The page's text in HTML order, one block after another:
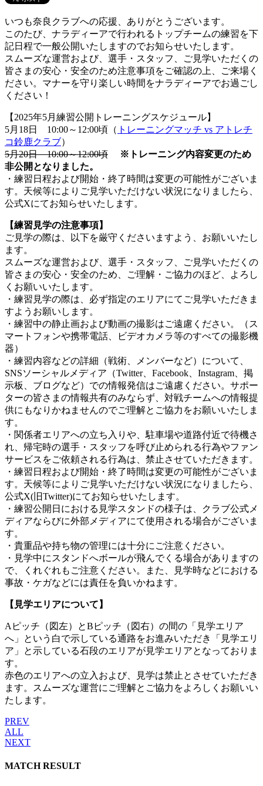
いつも奈良クラブへの応援、ありがとうございます。
このたび、ナラディーアで行われるトップチームの練習を下
記日程で一般公開いたしますのでお知らせいたします。
スムーズな運営および、選手・スタッフ、ご見学いただくの
皆さまの安心・安全のため注意事項をご確認の上、ご来場く
ださい。マナーを守り楽しい時間をナラディーアでお過ごし
ください！
【2025年5月練習公開トレーニングスケジュール】
5月18日 10:00～12:00頃（ トレーニングマッチ vs アトレチ
コ鈴鹿クラブ）
5月20日 10:00～12:00頃
※トレーニング内容変更のため
非公開となりました。
・練習日程および開始・終了時間は変更の可能性がございま
す。天候等によりご見学いただけない状況になりましたら、
公式Xにてお知らせいたします。
【練習見学の注意事項】
ご見学の際は、以下を厳守くださいますよう、お願いいたし
ます。
スムーズな運営および、選手・スタッフ、ご見学いただくの
皆さまの安心・安全のため、ご理解・ご協力のほど、よろし
くお願いいたします。
・練習見学の際は、必ず指定のエリアにてご見学いただきま
すようお願いします。
・練習中の静止画および動画の撮影はご遠慮ください。（ス
マートフォンや携帯電話、ビデオカメラ等のすべての撮影機
器）
・練習内容などの詳細（戦術、メンバーなど）について、
SNSソーシャルメディア（Twitter、Facebook、Instagram、掲
示板、ブログなど）での情報発信はご遠慮ください。サポー
ターの皆さまの情報共有のみならず、対戦チームへの情報提
供にもなりかねませんのでご理解とご協力をお願いいたしま
す。
・関係者エリアへの立ち入りや、駐車場や道路付近で待機さ
れ、帰宅時の選手・スタッフを呼び止められる行為やファン
サービスをご依頼される行為は、禁止させていただきます。
・練習日程および開始・終了時間は変更の可能性がございま
す。天候等によりご見学いただけない状況になりましたら、
公式X(旧Twitter)にてお知らせいたします。
・練習公開日における見学スタンドの様子は、クラブ公式メ
ディアならびに外部メディアにて使用される場合がございま
す。
・貴重品や持ち物の管理には十分にご注意ください。
・見学中にスタンドへボールが飛んでくる場合がありますの
で、くれぐれもご注意ください。また、見学時などにおける
事故・ケガなどには責任を負いかねます。
【見学エリアについて】
Aピッチ（図左）とBピッチ（図右）の間の「見学エリア
へ」という白で示している通路をお進みいただき「見学エリ
ア」と示している石段のエリアが見学エリアとなっておりま
す。
赤色のエリアへの立入および、見学は禁止とさせていただき
ます。スムーズな運営にご理解とご協力をよろしくお願いい
たします。
PREV
ALL
NEXT
MATCH RESULT